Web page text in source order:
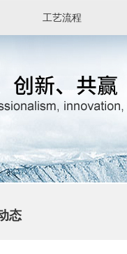
工艺流程
态